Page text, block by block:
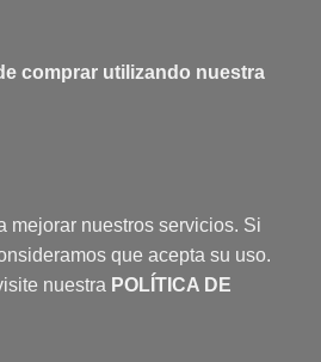
comprar utilizando nuestra
mejorar nuestros servicios. Si
que acepta su uso.
nuestra POLÍTICA DE